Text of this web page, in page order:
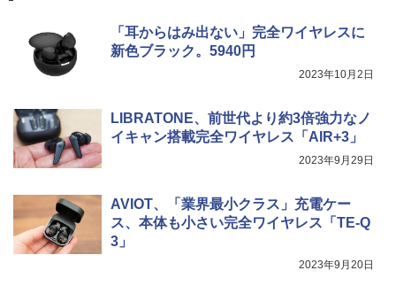
「耳からはみ出ない」完全ワイヤレスに
新色ブラック。5940円
2023年10月2日
LIBRATONE、前世代より約3倍強力なノ
イキャン搭載完全ワイヤレス「AIR+3」
2023年9月29日
AVIOT、「業界最小クラス」充電ケー
ス、本体も小さい完全ワイヤレス「TE-Q
3」
2023年9月20日